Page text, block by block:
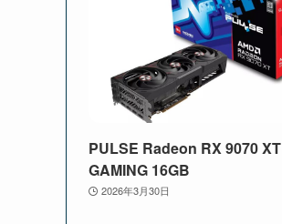
PULSE Radeon RX 9070 XT
GAMING 16GB
2026年3月30日